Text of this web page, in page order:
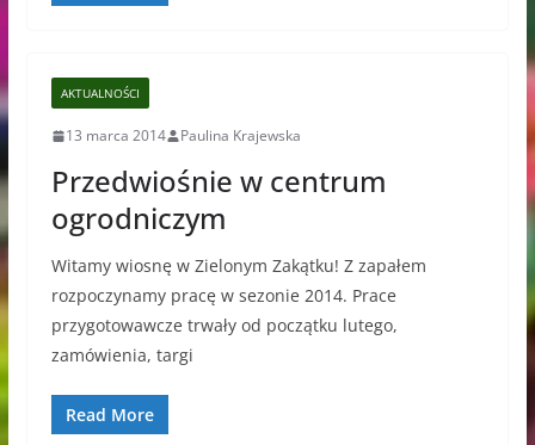
AKTUALNOŚCI
13 marca 2014 Paulina Krajewska
Przedwiośnie w centrum
ogrodniczym
Witamy wiosnę w Zielonym Zakątku! Z zapałem
rozpoczynamy pracę w sezonie 2014. Prace
przygotowawcze trwały od początku lutego,
zamówienia, targi
Read More